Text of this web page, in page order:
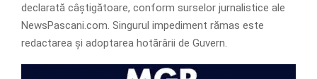
declarată câștigătoare, conform surselor jurnalistice ale
NewsPascani.com. Singurul impediment rămas este
redactarea și adoptarea hotărârii de Guvern.